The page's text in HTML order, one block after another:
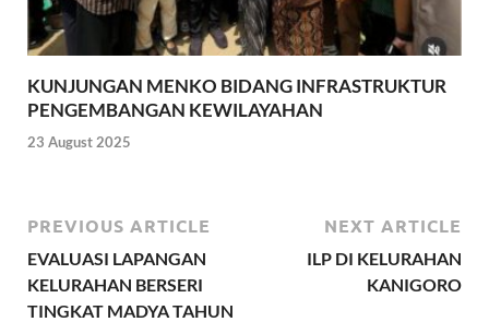
KUNJUNGAN MENKO BIDANG INFRASTRUKTUR
PENGEMBANGAN KEWILAYAHAN
23 August 2025
PREVIOUS ARTICLE
EVALUASI LAPANGAN
KELURAHAN BERSERI
TINGKAT MADYA TAHUN
NEXT ARTICLE
ILP DI KELURAHAN
KANIGORO